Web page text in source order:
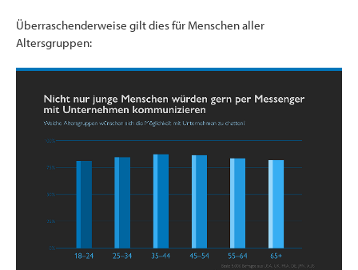
Überraschenderweise gilt dies für Menschen aller
Altersgruppen: